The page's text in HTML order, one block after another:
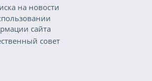
на новости
сайта
совет